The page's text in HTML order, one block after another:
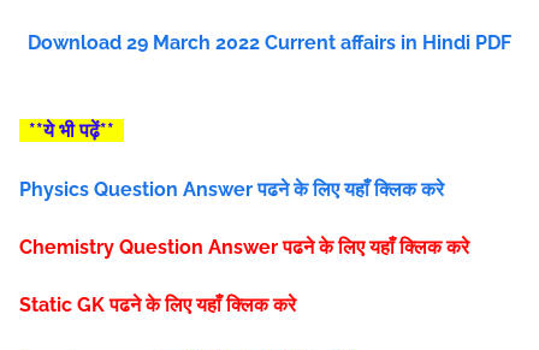
Download 29 March 2022 Current affairs in Hindi PDF
**ये भी पढ़ें**
Physics Question Answer पढने के लिए यहाँ क्लिक करे
Chemistry Question Answer पढने के लिए यहाँ क्लिक करे
Static GK पढने के लिए यहाँ क्लिक करे